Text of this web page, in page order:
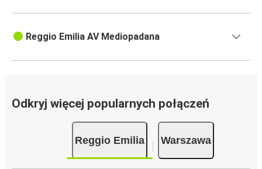
Reggio Emilia AV Mediopadana
Odkryj więcej popularnych połączeń
Reggio Emilia Warszawa